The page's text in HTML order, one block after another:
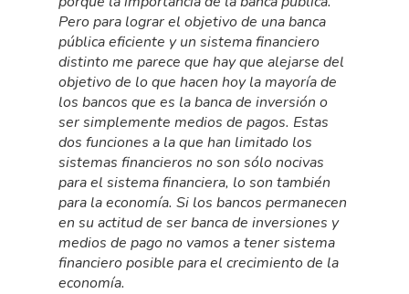
Pero para lograr el objetivo de una banca
pública eficiente y un sistema financiero
distinto me parece que hay que alejarse del
objetivo de lo que hacen hoy la mayoría de
los bancos que es la banca de inversión o
ser simplemente medios de pagos. Estas
dos funciones a la que han limitado los
sistemas financieros no son sólo nocivas
para el sistema financiera, lo son también
para la economía. Si los bancos permanecen
en su actitud de ser banca de inversiones y
medios de pago no vamos a tener sistema
financiero posible para el crecimiento de la
economía.